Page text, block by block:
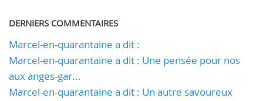
DERNIERS COMMENTAIRES
Marcel-en-quarantaine a dit :
Marcel-en-quarantaine a dit : Une pensée pour nos
aux anges-gar...
Marcel-en-quarantaine a dit : Un autre savoureux